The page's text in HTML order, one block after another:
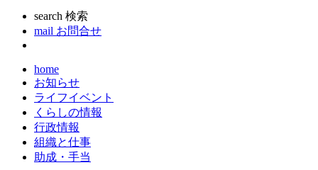
search 検索
mail お問合せ
home
お知らせ
ライフイベント
くらしの情報
行政情報
組織と仕事
助成・手当